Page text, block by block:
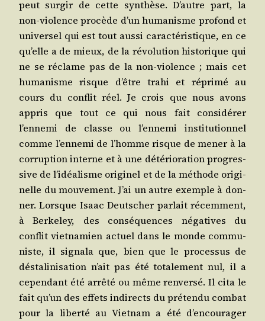
peut sur­gir de cette syn­thèse. D’autre part, la
non-vio­lence pro­cède d’un huma­nisme pro­fond et
uni­ver­sel qui est tout aus­si carac­té­ris­tique, en ce
qu’elle a de mieux, de la révo­lu­tion his­to­rique qui
ne se réclame pas de la non-vio­lence ; mais cet
huma­nisme risque d’être tra­hi et répri­mé au
cours du conflit réel. Je crois que nous avons
appris que tout ce qui nous fait consi­dé­rer
l’ennemi de classe ou l’ennemi ins­ti­tu­tion­nel
comme l’ennemi de l’homme risque de mener à la
cor­rup­tion interne et à une dété­rio­ra­tion pro­gres­
sive de l’idéalisme ori­gi­nel et de la méthode ori­gi­
nelle du mou­ve­ment. J’ai un autre exemple à don­
ner. Lorsque Isaac Deut­scher par­lait récem­ment,
à Ber­ke­ley, des consé­quences néga­tives du
conflit viet­na­mien actuel dans le monde com­mu­
niste, il signa­la que, bien que le pro­ces­sus de
désta­li­ni­sa­tion n’ait pas été tota­le­ment nul, il a
cepen­dant été arrê­té ou même ren­ver­sé. Il cita le
fait qu’un des effets indi­rects du pré­ten­du com­bat
pour la liber­té au Viet­nam a été d’encourager